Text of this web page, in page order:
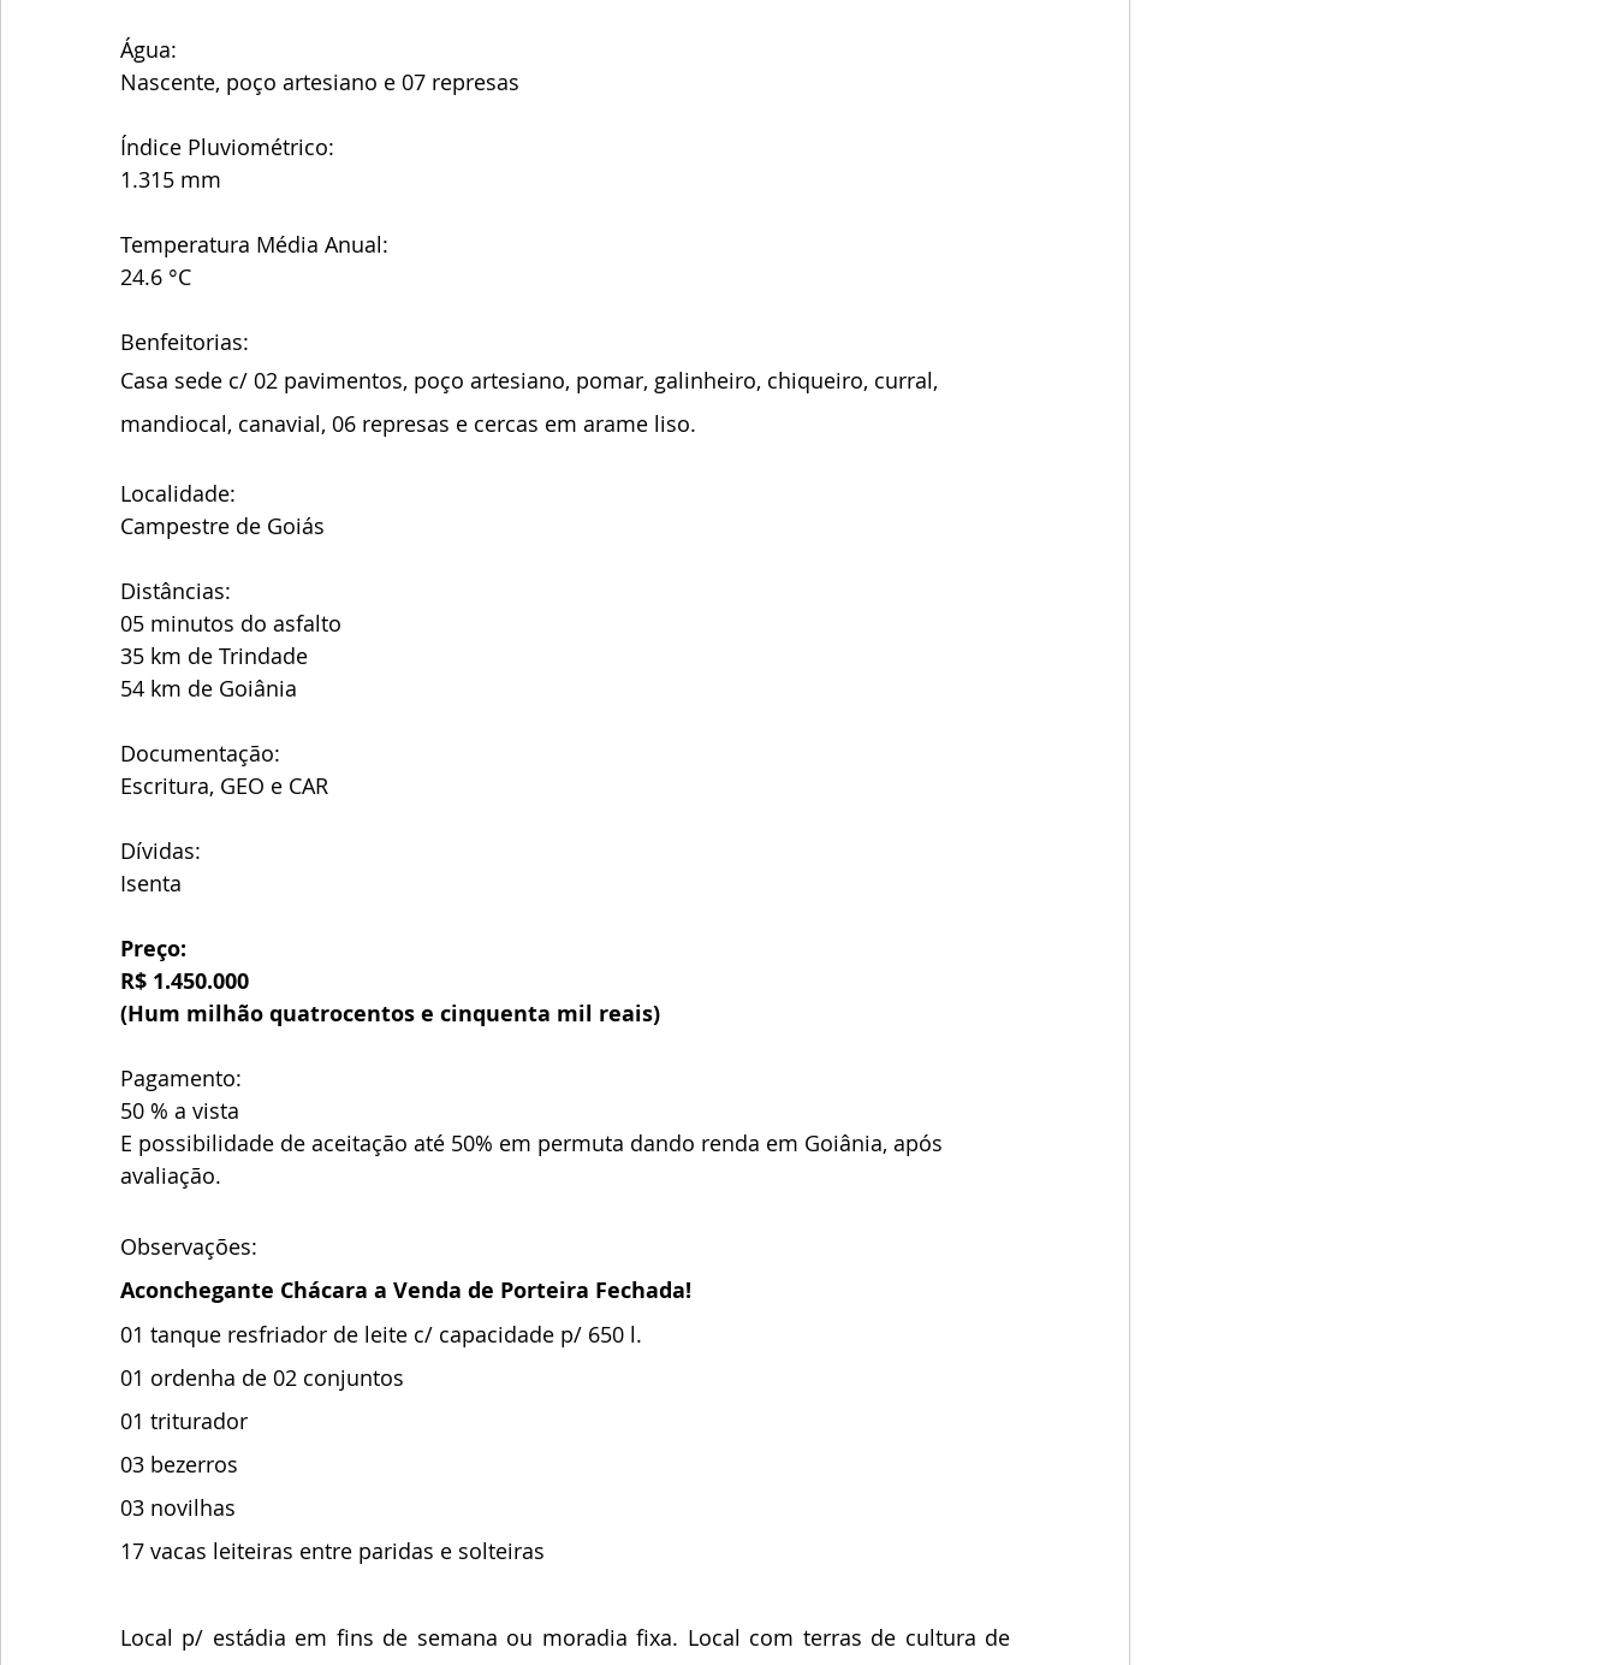
Água:
Nascente, poço artesiano e 07 represas
Índice Pluviométrico:
1.315 mm
Temperatura Média Anual:
24.6 °C
Benfeitorias:
Casa sede c/ 02 pavimentos, poço artesiano, pomar, galinheiro, chiqueiro, curral,
mandiocal, canavial, 06 represas e cercas em arame liso.
Localidade:
Campestre de Goiás
Distâncias:
05 minutos do asfalto
35 km de Trindade
54 km de Goiânia
Documentação:
Escritura, GEO e CAR
Dívidas:
Isenta
Preço:
R$ 1.450.000
(Hum milhão quatrocentos e cinquenta mil reais)
Pagamento:
50 % a vista
E possibilidade de aceitação até 50% em permuta dando renda em Goiânia, após
avaliação.
Observações:
Aconchegante Chácara a Venda de Porteira Fechada!
01 tanque resfriador de leite c/ capacidade p/ 650 l.
01 ordenha de 02 conjuntos
01 triturador
03 bezerros
03 novilhas
17 vacas leiteiras entre paridas e solteiras
Local p/ estádia em fins de semana ou moradia fixa. Local com terras de cultura de